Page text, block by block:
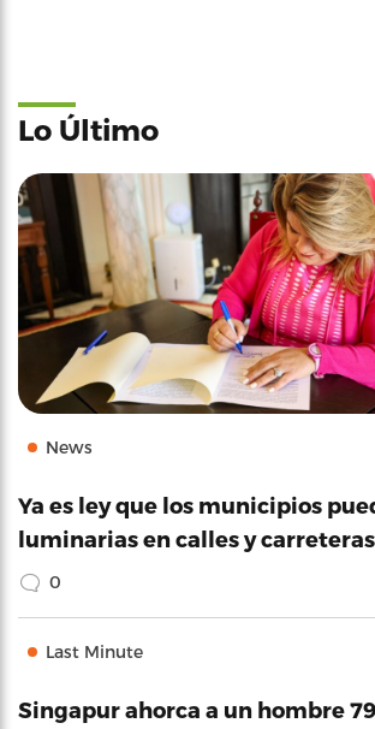
Lo Último
News
Ya es ley que los municipios
luminarias en calles y carreteras
0
Last Minute
Singapur ahorca a un hombre